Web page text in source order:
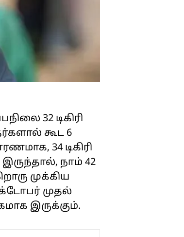
32 டிகிரி
கூட 6
34 டிகிரி
நாம் 42
முக்கிய
முதல்
இருக்கும்.